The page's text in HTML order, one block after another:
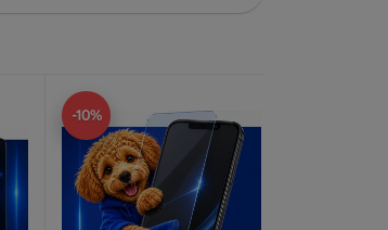
-10%